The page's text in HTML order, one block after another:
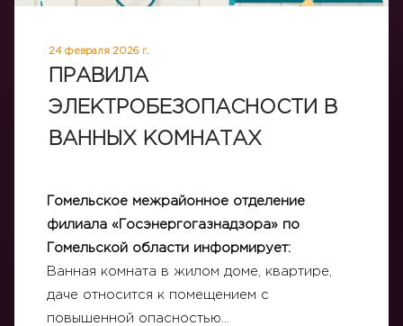
24 февраля 2026 г.
ПРАВИЛА
ЭЛЕКТРОБЕЗОПАСНОСТИ В
ВАННЫХ КОМНАТАХ
Гомельское межрайонное отделение
филиала «Госэнергогазнадзора» по
Гомельской области информирует:
Ванная комната в жилом доме, квартире,
даче относится к помещением с
повышенной опасностью…